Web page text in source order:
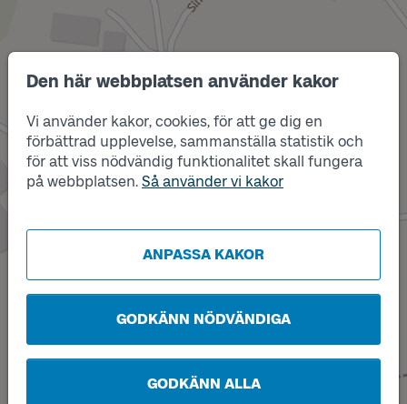
Den här webbplatsen använder kakor
Vi använder kakor, cookies, för att ge dig en
förbättrad upplevelse, sammanställa statistik och
för att viss nödvändig funktionalitet skall fungera
på webbplatsen. Så använder vi kakor
ANPASSA KAKOR
GODKÄNN NÖDVÄNDIGA
GODKÄNN ALLA
Läge
A
Läge
B